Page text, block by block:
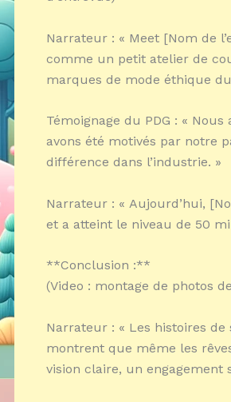
Narrateur : « Meet [Nom de
comme un petit atelier de
marques de mode éthique
Témoignage du PDG : «
avons été motivés par notre
différence dans l’industrie. »
Narrateur : « Aujourd’hui,
et a atteint le niveau de 50
**Conclusion :**
(Video : montage de photos
Narrateur : « Les histoires
montrent que même les
vision claire, un engagement